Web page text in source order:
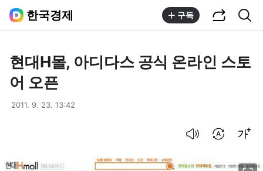
한국경제 구독
현대H몰, 아디다스 공식 온라인 스토
어 오픈
2011. 9. 23. 13:42